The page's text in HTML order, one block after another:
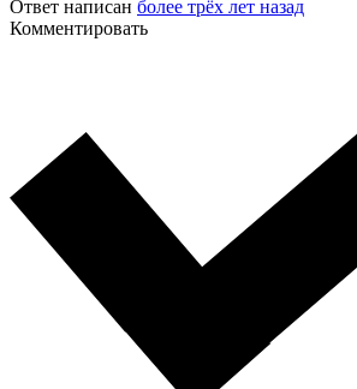
Ответ написан более трёх лет назад
Комментировать